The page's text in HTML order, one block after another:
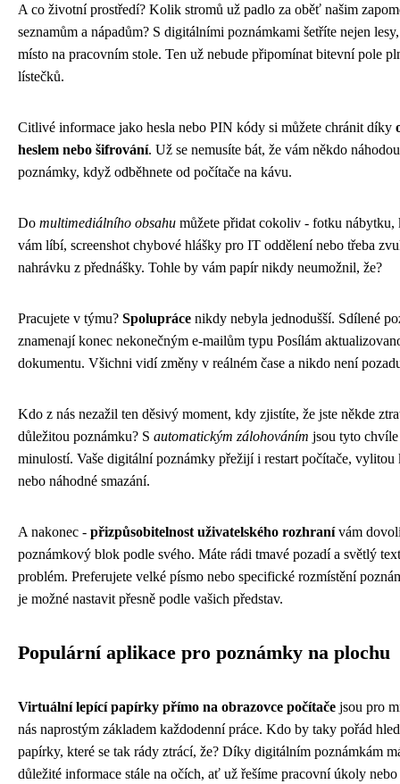
A co životní prostředí? Kolik stromů už padlo za oběť našim
seznamům a nápadům? S digitálními poznámkami šetříte nejen
místo na pracovním stole. Ten už nebude připomínat bitevní pole
lístečků.
Citlivé informace jako hesla nebo PIN kódy si můžete chránit díky
heslem nebo šifrování. Už se nemusíte bát, že vám někdo
poznámky, když odběhnete od počítače na kávu.
Do multimediálního obsahu můžete přidat cokoliv - fotku nábytku,
vám líbí, screenshot chybové hlášky pro IT oddělení nebo třeba
nahrávku z přednášky. Tohle by vám papír nikdy neumožnil, že?
Pracujete v týmu? Spolupráce nikdy nebyla jednodušší. Sdílené
znamenají konec nekonečným e-mailům typu Posílám
dokumentu. Všichni vidí změny v reálném čase a nikdo není
Kdo z nás nezažil ten děsivý moment, kdy zjistíte, že jste někde
důležitou poznámku? S automatickým zálohováním jsou tyto chvíle
minulostí. Vaše digitální poznámky přežijí i restart počítače, vylitou
nebo náhodné smazání.
A nakonec - přizpůsobitelnost uživatelského rozhranívám
poznámkový blok podle svého. Máte rádi tmavé pozadí a světlý
problém. Preferujete velké písmo nebo specifické rozmístění
je možné nastavit přesně podle vašich představ.
Populární aplikace pro poznámky na plochu
Virtuální lepící papírky přímo na obrazovce počítače jsou pro
nás naprostým základem každodenní práce. Kdo by taky pořád
papírky, které se tak rády ztrácí, že? Díky digitálním poznámkám
důležité informace stále na očích, ať už řešíme pracovní úkoly nebo